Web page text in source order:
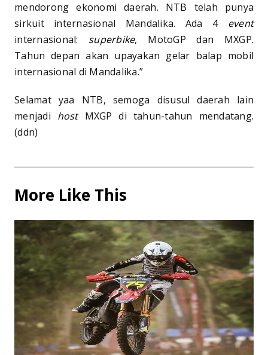
mendorong ekonomi daerah. NTB telah punya
sirkuit internasional Mandalika. Ada 4 event
internasional: superbike, MotoGP dan MXGP.
Tahun depan akan upayakan gelar balap mobil
internasional di Mandalika.”
Selamat yaa NTB, semoga disusul daerah lain
menjadi hostMXGP di tahun-tahun mendatang.
(ddn)
More Like This